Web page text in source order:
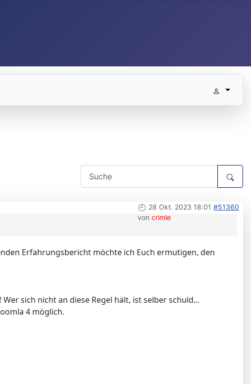
28 Okt. 2023 18:01 #51360
von crimle
Erfahrungsbericht möchte ich Euch ermutigen, den
sich nicht an diese Regel hält, ist selber schuld...
4 möglich.